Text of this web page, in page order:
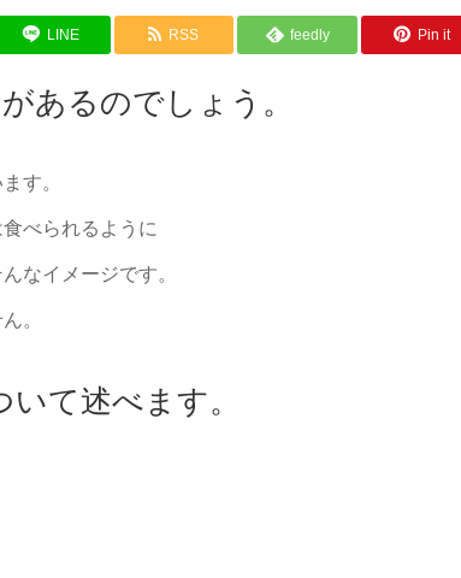
LINE RSS feedly Pin it
あるのでしょう。
す。
べられるように
なイメージです。
。
て述べます。